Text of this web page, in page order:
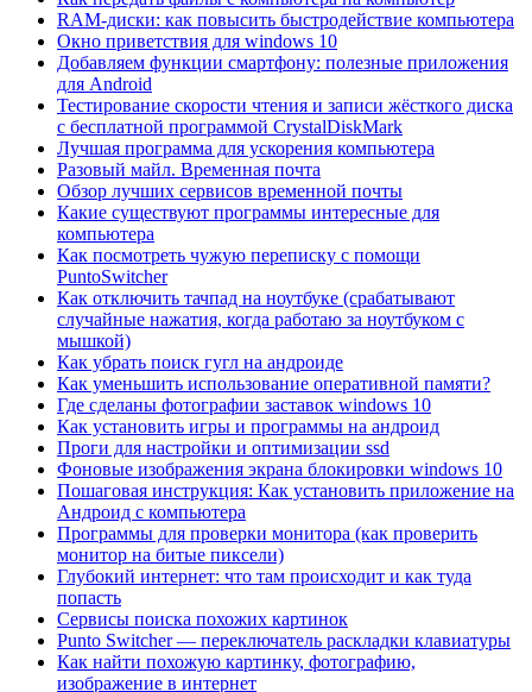
RAM-диски: как повысить быстродействие компьютера
Окно приветствия для windows 10
Добавляем функции смартфону: полезные приложения
для Android
Тестирование скорости чтения и записи жёсткого диска
с бесплатной программой CrystalDiskMark
Лучшая программа для ускорения компьютера
Разовый майл. Временная почта
Обзор лучших сервисов временной почты
Какие существуют программы интересные для
компьютера
Как посмотреть чужую переписку с помощи
PuntoSwitcher
Как отключить тачпад на ноутбуке (срабатывают
случайные нажатия, когда работаю за ноутбуком с
мышкой)
Как убрать поиск гугл на андроиде
Как уменьшить использование оперативной памяти?
Где сделаны фотографии заставок windows 10
Как установить игры и программы на андроид
Проги для настройки и оптимизации ssd
Фоновые изображения экрана блокировки windows 10
Пошаговая инструкция: Как установить приложение на
Андроид с компьютера
Программы для проверки монитора (как проверить
монитор на битые пиксели)
Глубокий интернет: что там происходит и как туда
попасть
Сервисы поиска похожих картинок
Punto Switcher — переключатель раскладки клавиатуры
Как найти похожую картинку, фотографию,
изображение в интернет